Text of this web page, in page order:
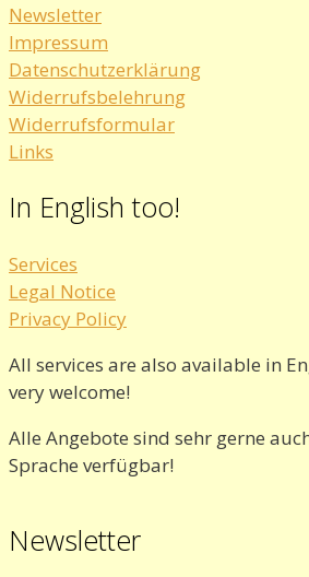
Newsletter
Impressum
Datenschutzerklärung
Widerrufsbelehrung
Widerrufsformular
Links
In English too!
Services
Legal Notice
Privacy Policy
All services are also available in
very welcome!
Alle Angebote sind sehr gerne
Sprache verfügbar!
Newsletter